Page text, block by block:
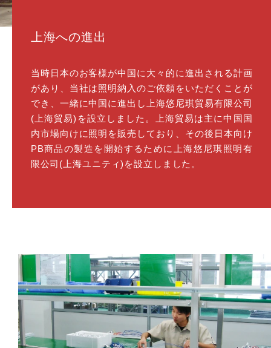
上海への進出
当時日本のお客様が中国に大々的に進出される計画
があり、当社は照明納入のご依頼をいただくことが
でき、一緒に中国に進出し上海悠尼琪貿易有限公司
(上海貿易)を設立しました。上海貿易は主に中国国
内市場向けに照明を販売しており、その後日本向け
PB商品の製造を開始するために上海悠尼琪照明有
限公司(上海ユニティ)を設立しました。